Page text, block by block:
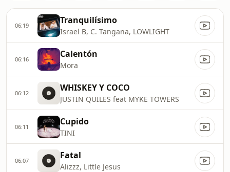
06:19 Tranquilísimo
Israel B, C. Tangana, LOWLIGHT
06:16 Calentón
Mora
06:12 WHISKEY Y COCO
JUSTIN QUILES feat MYKE TOWERS
06:11 Cupido
TINI
06:07 Fatal
Alizzz, Little Jesus